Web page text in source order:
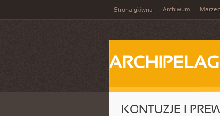
Strona główna Archiwum Marzec
KONTUZJE I